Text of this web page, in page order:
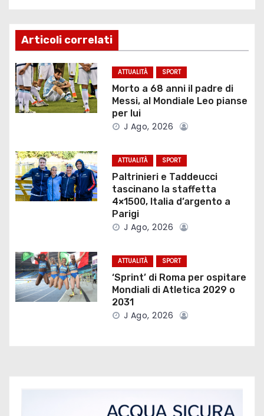
i
g
a
z
o
n
r
t
i
Articoli correlati
ATTUALITÀ SPORT
Morto a 68 anni il padre di
Messi, al Mondiale Leo pianse
per lui
J Ago, 2026
ATTUALITÀ SPORT
Paltrinieri e Taddeucci
tascinano la staffetta
4×1500, Italia d’argento a
Parigi
J Ago, 2026
ATTUALITÀ SPORT
‘Sprint’ di Roma per ospitare
Mondiali di Atletica 2029 o
2031
J Ago, 2026